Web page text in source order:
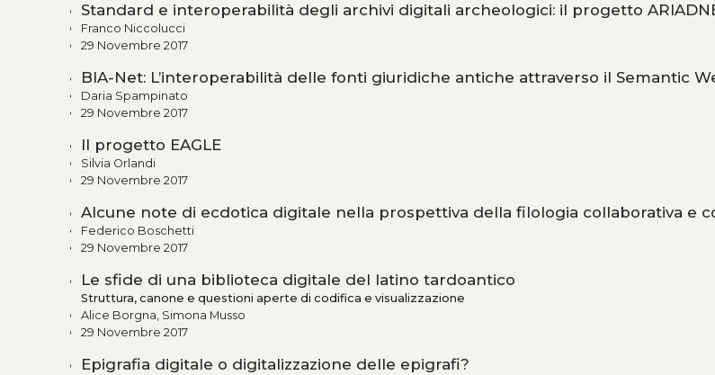
Standard e interoperabilità degli archivi digitali archeologici: il progetto
Franco Niccolucci
29 Novembre 2017
BIA-Net: L’interoperabilità delle fonti giuridiche antiche attraverso il Semantic
Daria Spampinato
29 Novembre 2017
Il progetto EAGLE
Silvia Orlandi
29 Novembre 2017
Alcune note di ecdotica digitale nella prospettiva della filologia collaborativa e
Federico Boschetti
29 Novembre 2017
Le sfide di una biblioteca digitale del latino tardoantico
Struttura, canone e questioni aperte di codifica e visualizzazione
Alice Borgna, Simona Musso
29 Novembre 2017
Epigrafia digitale o digitalizzazione delle epigrafi?